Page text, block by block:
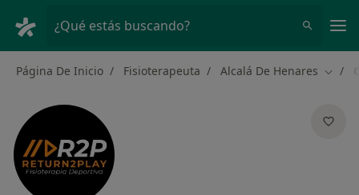
¿Qué estás buscando?
Página De Inicio Fisioterapeuta Alcalá De Henares